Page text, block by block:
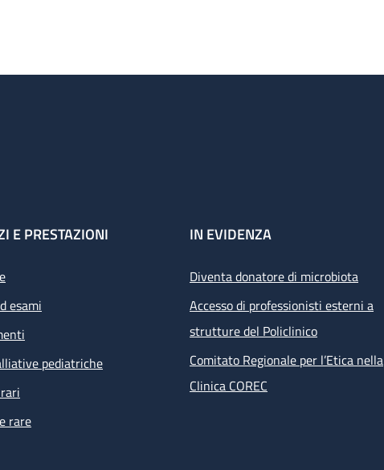
E PRESTAZIONI
esami
pediatriche
rare
IN EVIDENZA
Diventa donatore di microbiota
Accesso di professionisti esterni a
strutture del Policlinico
Comitato Regionale per l’Etica nella
Clinica COREC